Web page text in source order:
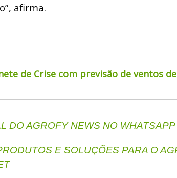
afirma.
de Crise com previsão de ventos
DO AGROFY NEWS NO WHATSAPP
E SOLUÇÕES PARA O